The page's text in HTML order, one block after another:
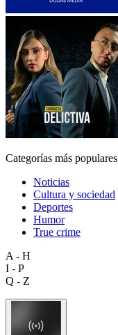
Categorías más populares
Noticias
Cultura y sociedad
Deportes
Humor
True crime
A - H
I - P
Q - Z